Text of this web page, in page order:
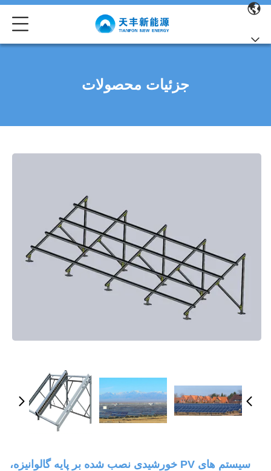
جزئیات محصولات
سیستم های PV خورشیدی نصب شده بر پایه گالوانیزه،